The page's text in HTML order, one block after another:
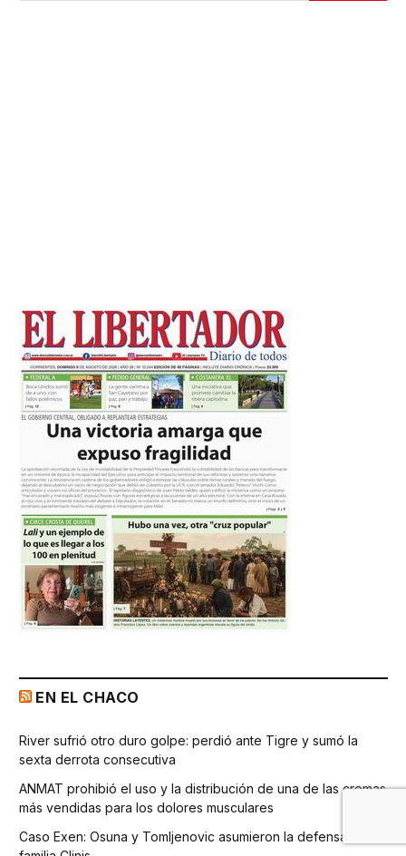
EN EL CHACO
River sufrió otro duro golpe: perdió ante Tigre y sumó la
sexta derrota consecutiva
ANMAT prohibió el uso y la distribución de una de las cremas
más vendidas para los dolores musculares
Caso Exen: Osuna y Tomljenovic asumieron la defensa de la